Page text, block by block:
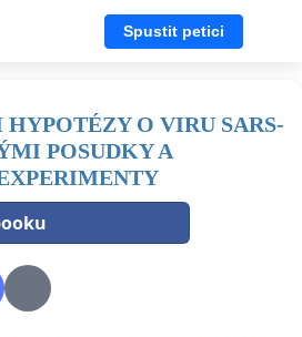
Spustit petici
O VIRU SARS-
POSUDKY A